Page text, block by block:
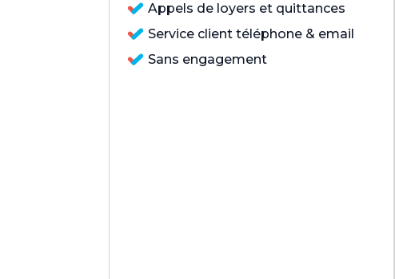
Appels de loyers et quittances
Service client téléphone & email
Sans engagement